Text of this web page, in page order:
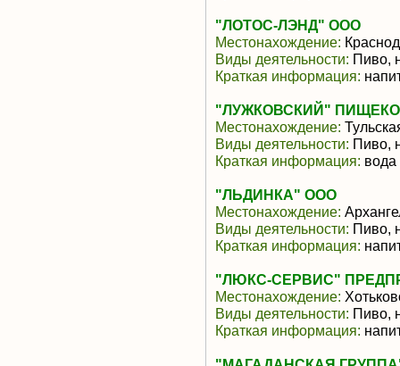
"ЛОТОС-ЛЭНД" ООО
Местонахождение:
Виды деятельности: Пиво,
Краткая информация:
"ЛУЖКОВСКИЙ"
Местонахождение:
Виды деятельности: Пиво,
Краткая информация: вода
"ЛЬДИНКА" ООО
Местонахождение:
Виды деятельности: Пиво,
Краткая информация:
"ЛЮКС-СЕРВИС"
Местонахождение:
Виды деятельности: Пиво,
Краткая информация: